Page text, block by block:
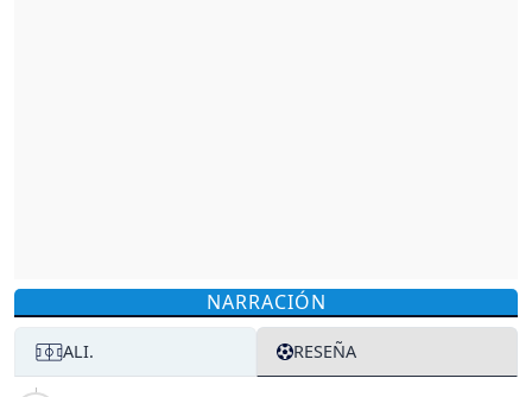
NARRACIÓN
ALI. RESEÑA